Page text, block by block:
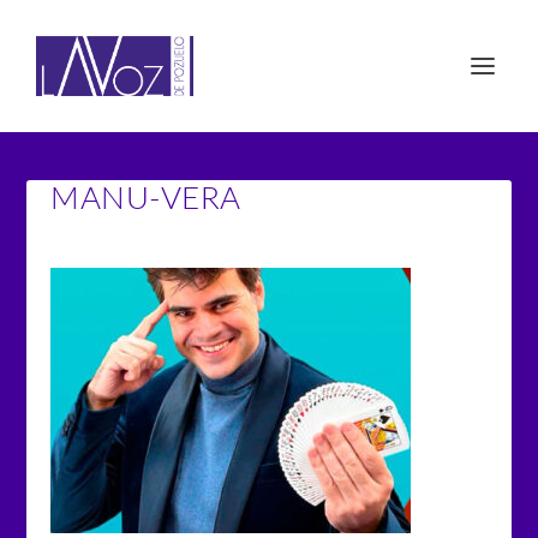
MANU-VERA